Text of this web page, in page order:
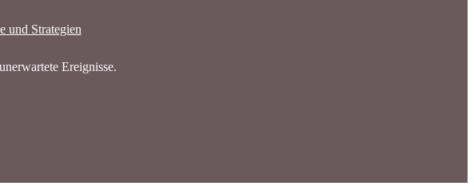
und Strategien
Ereignisse.